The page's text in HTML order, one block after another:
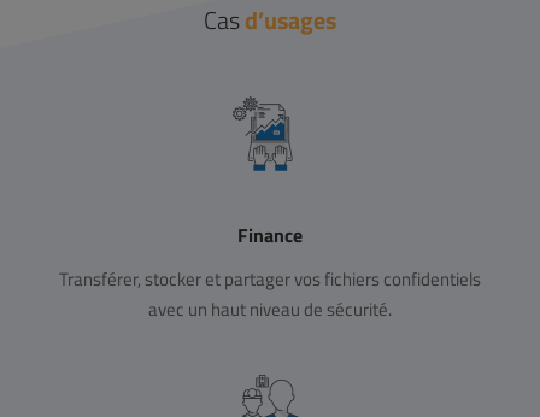
Casd’usages
Finance
Transférer, stocker et partager vos fichiers confidentiels
avec un haut niveau de sécurité.